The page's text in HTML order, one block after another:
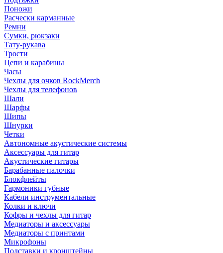
Поножи
Расчески карманные
Ремни
Сумки, рюкзаки
Тату-рукава
Трости
Цепи и карабины
Часы
Чехлы для очков RockMerch
Чехлы для телефонов
Шали
Шарфы
Шипы
Шнурки
Четки
Автономные акустические системы
Аксессуары для гитар
Акустические гитары
Барабанные палочки
Блокфлейты
Гармоники губные
Кабели инструментальные
Колки и ключи
Кофры и чехлы для гитар
Медиаторы и аксессуары
Медиаторы с принтами
Микрофоны
Подставки и кронштейны